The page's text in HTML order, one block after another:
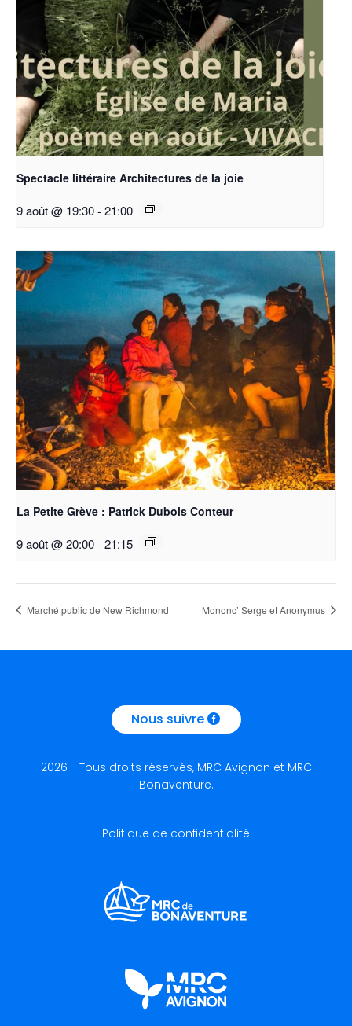
Spectacle littéraire Architectures de la joie
9 août @ 19:30- 21:00
La Petite Grève : Patrick Dubois Conteur
9 août @ 20:00- 21:15
Marché public de New Richmond Mononc’ Serge et Anonymus
Nous suivre
2026 - Tous droits réservés, MRC Avignon et MRC
Bonaventure.
Politique de confidentialité